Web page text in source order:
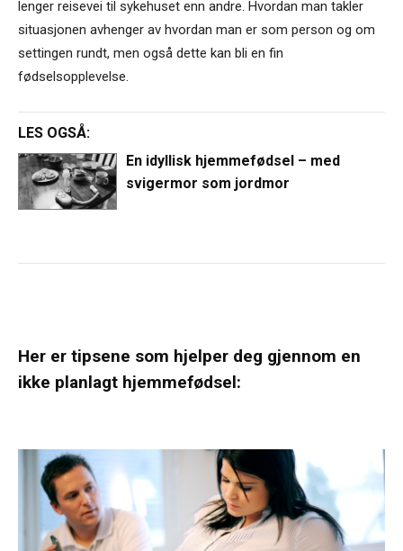
lenger reisevei til sykehuset enn andre. Hvordan man takler
situasjonen avhenger av hvordan man er som person og om
settingen rundt, men også dette kan bli en fin
fødselsopplevelse.
LES OGSÅ:
En idyllisk hjemmefødsel – med
svigermor som jordmor
Her er tipsene som hjelper deg gjennom en
ikke planlagt hjemmefødsel: